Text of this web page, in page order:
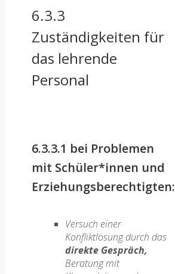
6.3.3
Zuständigkeiten für
das lehrende
Personal
6.3.3.1 bei Problemen
mit Schüler*innen und
Erziehungsberechtigten:
Versuch einer
Konfliktlösung durch das
direkte Gespräch,
Beratung mit